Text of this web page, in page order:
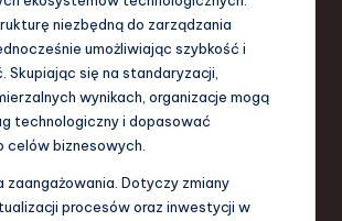
niezbędną do zarządzania
umożliwiając szybkość i
Skupiając się na standaryzacji,
wynikach, organizacje mogą
technologiczny i dopasować
celów biznesowych.
zaangażowania. Dotyczy zmiany
procesów oraz inwestycji w